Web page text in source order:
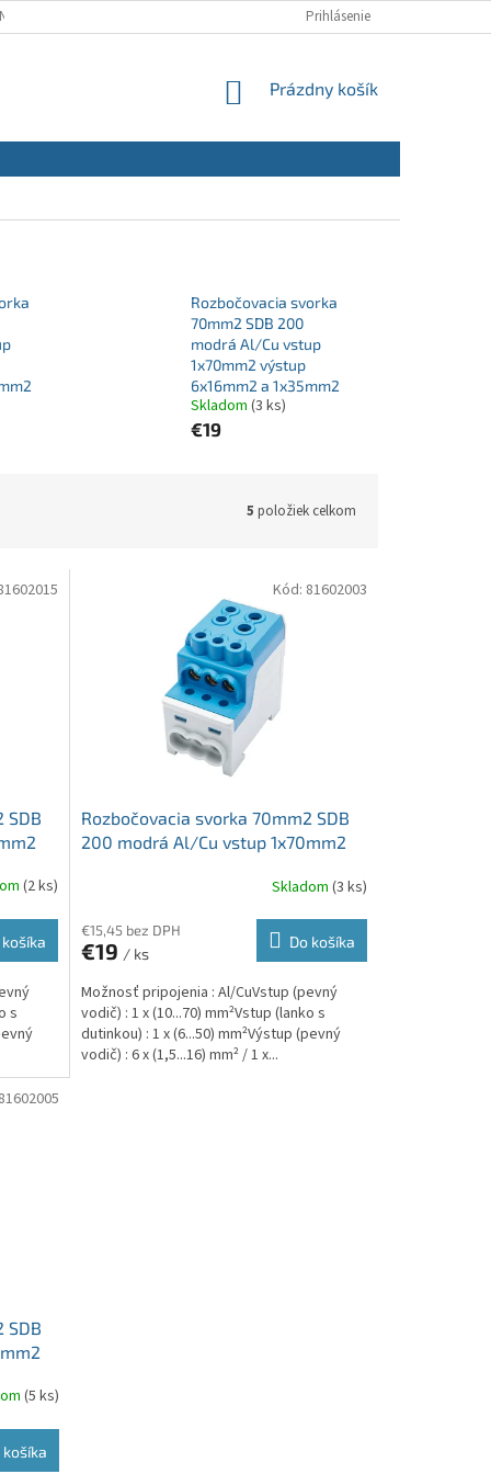
ÚDAJOV REKLAMAČNÝ FORMULÁR
Prihlásenie
NÁKUPNÝ
Prázdny košík
Rozbočovacia svorka
70mm2 SDB 200
modrá Al/Cu vstup
1x70mm2 výstup
6x16mm2 a 1x35mm2
Skladom (3 ks)
€19
5 položiek celkom
SDB
(2 ks)
košíka
s
Rozbočovacia svorka 70mm2 SDB
200 modrá Al/Cu vstup 1x70mm2
Skladom (3 ks)
€15,45 bez DPH
€19 / ks
Do košíka
Možnosť pripojenia : Al/CuVstup (pevný
vodič) : 1 x (10...70) mm²Vstup (lanko s
dutinkou) : 1 x (6...50) mm²Výstup (pevný
vodič) : 6 x (1,5...16) mm² / 1 x...
Kód: 81602003
SDB
(5 ks)
košíka
81602005